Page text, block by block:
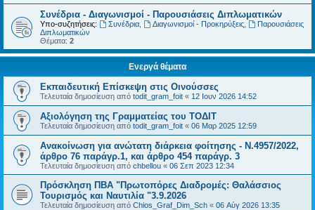
Συνέδρια - Διαγωνισμοί - Παρουσιάσεις Διπλωματικών
Υπο-συζητήσεις: Συνέδρια, Διαγωνισμοί - Προκηρύξεις,
Παρουσιάσεις
Διπλωματικών
Θέματα: 2
Ενεργά θέματα
Εκπαιδευτική Επίσκεψη στις Οινούσσες
Τελευταία δημοσίευση από todit_gram_foit « 12 Ιουν 2026 14:52
Αξιολόγηση της Γραμματείας του ΤΟΔΙΤ
Τελευταία δημοσίευση από todit_gram_foit « 06 Μαρ 2025 12:59
Ανακοίνωση για ανώτατη διάρκεια φοίτησης - Ν.4957/2022,
άρθρο 76 παράγρ.1, και άρθρο 454 παράγρ. 3
Τελευταία δημοσίευση από chbellou « 06 Σεπ 2023 12:34
Πρόσκληση ΠΒΑ "Πρωτοπόρες Διαδρομές: Θαλάσσιος
Τουρισμός και Ναυτιλία "3.9.2026
Τελευταία δημοσίευση από Chios_Graf_Dim_Sch « 06 Αύγ 2026 13:35